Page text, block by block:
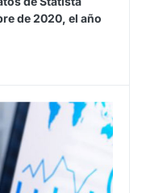
de 2020, el año